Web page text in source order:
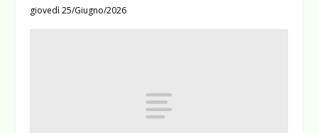
giovedì 25/Giugno/2026